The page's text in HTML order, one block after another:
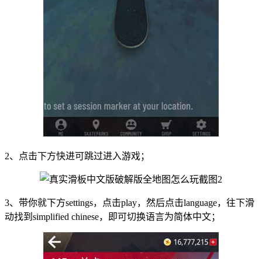
2、点击下方快进可跳过进入游戏；
3、带你就下方settings，点击play，然后点击language，往下滑
动找到simplified chinese，即可切换语言为简体中文；